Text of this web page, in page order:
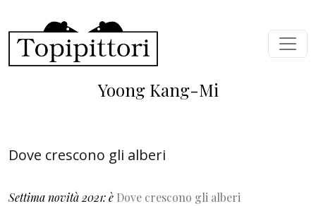
Yoong Kang-Mi
Dove crescono gli alberi
Settima novità 2021: è Dove crescono gli alberi